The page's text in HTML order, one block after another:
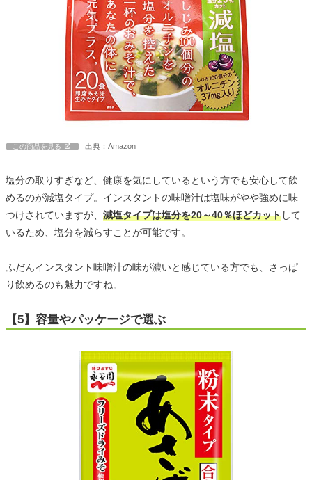
この商品を見る 出典：Amazon
塩分の取りすぎなど、健康を気にしているという方でも安心して飲
めるのが減塩タイプ。インスタントの味噌汁は塩味がやや強めに味
つけされていますが、 減塩タイプは塩分を20～40％ほどカットして
いるため、塩分を減らすことが可能です。
ふだんインスタント味噌汁の味が濃いと感じている方でも、さっぱ
り飲めるのも魅力ですね。
【5】容量やパッケージで選ぶ